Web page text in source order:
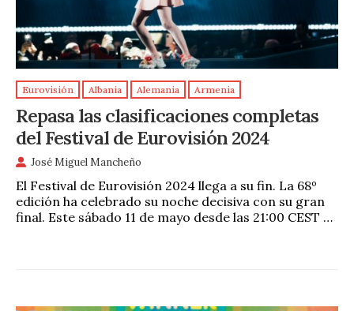
Eurovisión Albania Alemania Armenia
Repasa las clasificaciones completas
del Festival de Eurovisión 2024
José Miguel Mancheño
El Festival de Eurovisión 2024 llega a su fin. La 68º
edición ha celebrado su noche decisiva con su gran
final. Este sábado 11 de mayo desde las 21:00 CEST …